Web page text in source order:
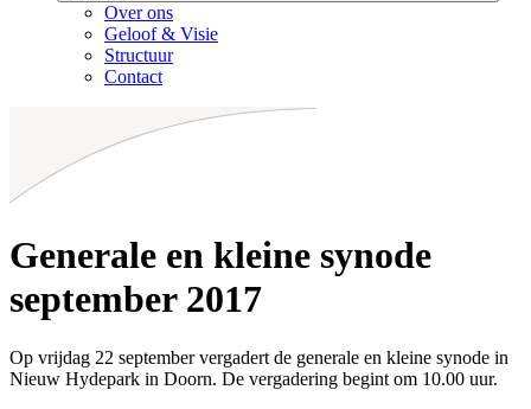
Over ons
Geloof & Visie
Structuur
Contact
Generale en kleine synode
september 2017
Op vrijdag 22 september vergadert de generale en kleine synode in
Nieuw Hydepark in Doorn. De vergadering begint om 10.00 uur.